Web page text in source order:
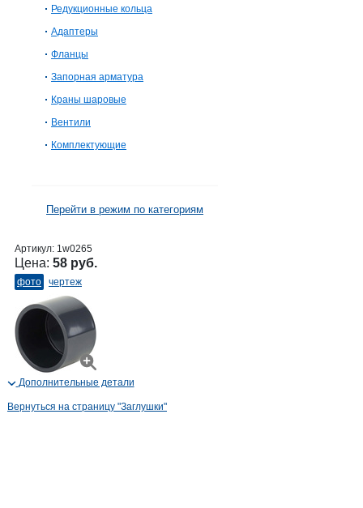
Редукционные кольца
Адаптеры
Фланцы
Запорная арматура
Краны шаровые
Вентили
Комплектующие
Перейти в режим по категориям
Артикул: 1w0265
Цена: 58 руб.
фото чертеж
Дополнительные детали
Вернуться на страницу "Заглушки"